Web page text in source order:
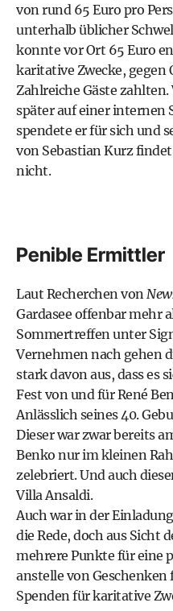
von rund 65 Euro pro
unterhalb üblicher
konnte vor Ort 65 Euro
karitative Zwecke, gegen
Zahlreiche Gäste
später auf einer internen
spendete er für sich und
von Sebastian Kurz
nicht.
Penible Ermittler
Laut Recherchen von
Gardasee offenbar mehr
Sommertreffen unter
Vernehmen nach gehen
stark davon aus, dass es
Fest von und für René
Anlässlich seines 40.
Dieser war zwar bereits
Benko nur im kleinen
zelebriert. Und auch
Villa Ansaldi.
Auch war in der
die Rede, doch aus Sicht
mehrere Punkte für eine
anstelle von Geschenken
Spenden für karitative